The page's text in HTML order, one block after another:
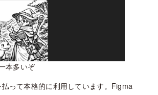
本多いぞ
って本格的に利用しています。Figma